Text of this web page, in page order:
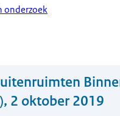
onderzoek
2 oktober 2019